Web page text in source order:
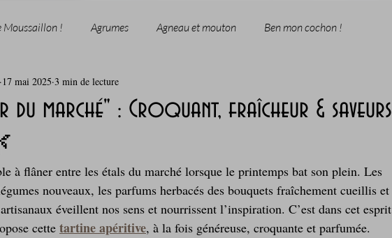
Moussaillon ! Agrumes Agneau et mouton Ben mon cochon !
Breakfast c'est la rentrée !
l'herbe Desserts - glaces - pâtisserie Finger food, snack Foire au vin
du marché" : Croquant, fraîcheur & saveurs
17 mai 2025 3 min de lecture
à flâner entre les étals du marché lorsque le printemps bat son plein. Les
nouveaux, les parfums herbacés des bouquets fraîchement cueillis et
éveillent nos sens et nourrissent l’inspiration. C’est dans cet esprit
cette tartine apéritive, à la fois généreuse, croquante et parfumée.